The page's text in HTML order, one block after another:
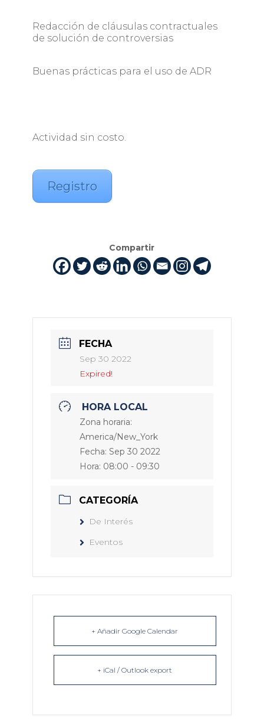
Redacción de cláusulas contractuales
de solución de controversias ­
Buenas prácticas para el uso de ADR
Actividad sin costo.
Registro
Compartir
FECHA
Sep 30 2022
Expired!
HORA LOCAL
Zona horaria:
America/New_York
Fecha: Sep 30 2022
Hora: 08:00 - 09:30
CATEGORÍA
De Interés
Eventos
+ Añadir Google Calendar
+ iCal / Outlook export